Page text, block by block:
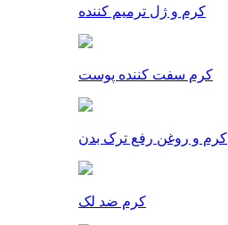
کرم و ژل ترمیم کننده
کرم سفت کننده پوست
کرم و روغن رفع ترک بدن
کرم ضد لک